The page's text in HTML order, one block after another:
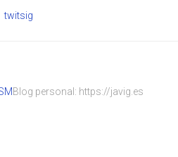
twitsig
Blog personal: https://javig.es